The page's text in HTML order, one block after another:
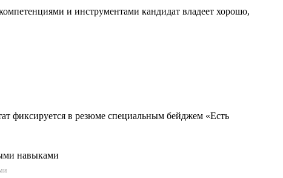
и инструментами кандидат владеет хорошо,
фиксируется в резюме специальным бейджем «Есть